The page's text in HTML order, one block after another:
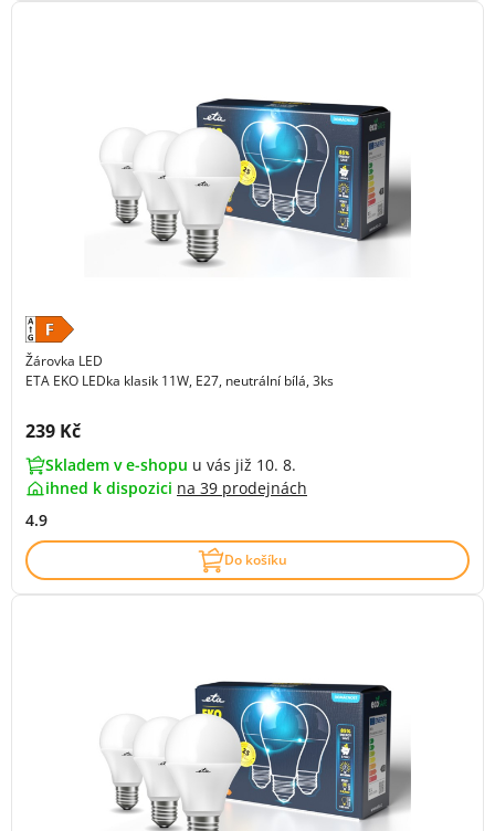
Žárovka LED
ETA EKO LEDka klasik 11W, E27, neutrální bílá, 3ks
Cena s DPH:
239 Kč
Skladem v e-shopu u vás již 10. 8.
ihned k dispozici na 39 prodejnách
4.9
Do košíku